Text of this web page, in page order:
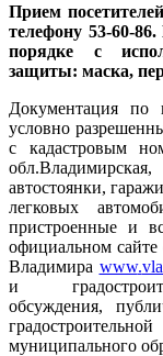
Прием
телефону 53-60-
порядке с
защиты: маска,
Документация по
условно
с кадастровым
автостоянки,
легковых
пристроенные и
официальном сайте
Владимира www.
и
обсуждения,
муниципального